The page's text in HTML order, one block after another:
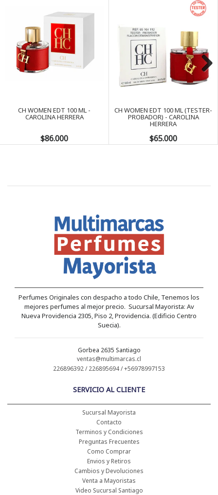
CH WOMEN EDT 100 ML -
CAROLINA HERRERA
$86.000
CH WOMEN EDT 100 ML (TESTER-
PROBADOR) - CAROLINA
HERRERA
$65.000
Next
Perfumes Originales con despacho a todo Chile, Tenemos los
mejores perfumes al mejor precio. Sucursal Mayorista: Av
Nueva Providencia 2305, Piso 2, Providencia. (Edificio Centro
Suecia).
Gorbea 2635 Santiago
ventas@multimarcas.cl
226896392 / 226895694 / +56978997153
SERVICIO AL CLIENTE
Sucursal Mayorista
Contacto
Terminos y Condiciones
Preguntas Frecuentes
Como Comprar
Envios y Retiros
Cambios y Devoluciones
Venta a Mayoristas
Video Sucursal Santiago